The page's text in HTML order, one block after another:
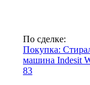
По сделке:
Покупка:
машина Indesit
83